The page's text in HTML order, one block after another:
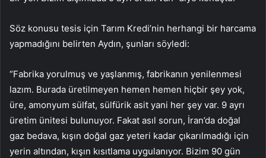
Söz konusu tesis için Tarım Kredi’nin herhangi bir harcama
yapmadığını belirten Aydın, şunları söyledi:
“Fabrika yorulmuş ve yaşlanmış, fabrikanın yenilenmesi
lazım. Burada üretilmeyen hemen hemen hiçbir şey yok,
üre, amonyum sülfat, sülfürik asit yani her şey var. 9 ayrı
üretim ünitesi bulunuyor. Fakat asıl sorun, İran’da doğal
gaz bedava, kışın doğal gaz yeteri kadar çıkarılmadığı için
yerin altından, kışın kısıtlama uygulanıyor. Bizim 90 gün